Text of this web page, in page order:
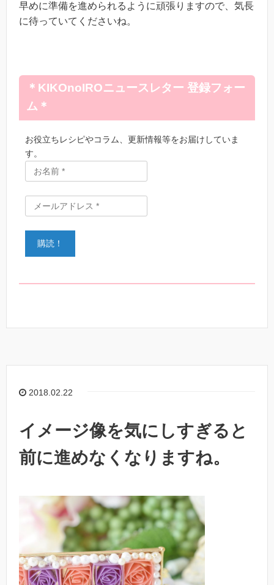
早めに準備を進められるように頑張りますので、気長
に待っていてくださいね。
＊KIKOnoIROニュースレター 登録フォー
ム＊
お役立ちレシピやコラム、更新情報等をお届けしていま
す。
2018.02.22
イメージ像を気にしすぎると
前に進めなくなりますね。